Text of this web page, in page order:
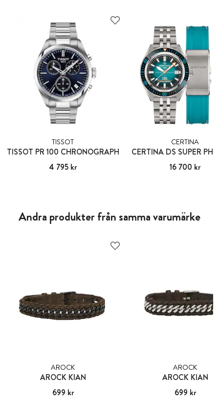
TISSOT
TISSOT PR 100 CHRONOGRAPH
Pris:4 795 kr
4 795 kr
CERTINA
CERTINA DS SUPER
Pris: 16 700 kr
16 700 kr
Andra produkter från samma varumärke
AROCK
AROCK KIAN
Pris:699 kr
699 kr
AROCK
AROCK KIAN
Pris:699 kr
699 kr